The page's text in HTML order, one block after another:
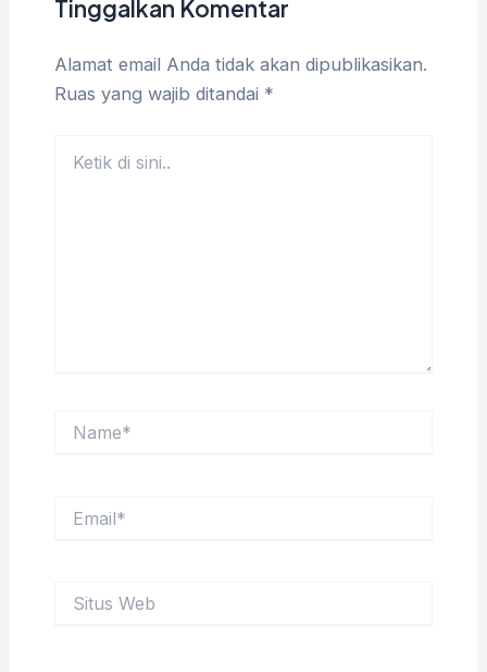
Tinggalkan Komentar
Alamat email Anda tidak akan dipublikasikan.
Ruas yang wajib ditandai *
Web